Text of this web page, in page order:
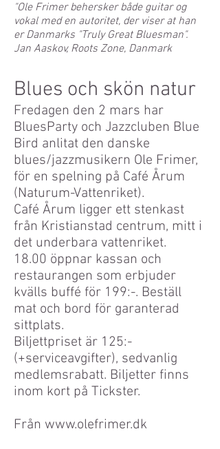
"Ole Frimer behersker både guitar og
vokal med en autoritet, der viser at han
er Danmarks "Truly Great Bluesman".
Jan Aaskov, Roots Zone, Danmark
Blues och skön natur
Fredagen den 2 mars har
BluesParty och Jazzcluben Blue
Bird anlitat den danske
blues/jazzmusikern Ole Frimer,
för en spelning på Café Årum
(Naturum-Vattenriket).
Café Årum ligger ett stenkast
från Kristianstad centrum, mitt i
det underbara vattenriket.
18.00 öppnar kassan och
restaurangen som erbjuder
kvälls buffé för 199:-. Beställ
mat och bord för garanterad
sittplats.
Biljettpriset är 125:-
(+serviceavgifter), sedvanlig
medlemsrabatt. Biljetter finns
inom kort på Tickster.
Från www.olefrimer.dk